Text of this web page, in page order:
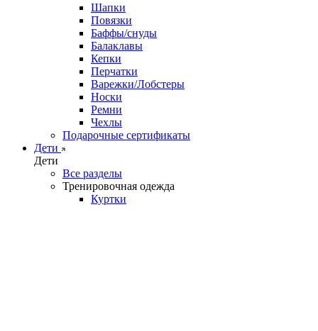
Шапки
Повязки
Баффы/снуды
Балаклавы
Кепки
Перчатки
Варежки/Лобстеры
Носки
Ремни
Чехлы
Подарочные сертификаты
Дети
Дети
Все разделы
Тренировочная одежда
Куртки